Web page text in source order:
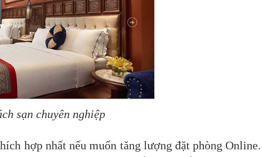
sạn chuyên nghiệp
hợp nhất nếu muốn tăng lượng đặt phòng Online.